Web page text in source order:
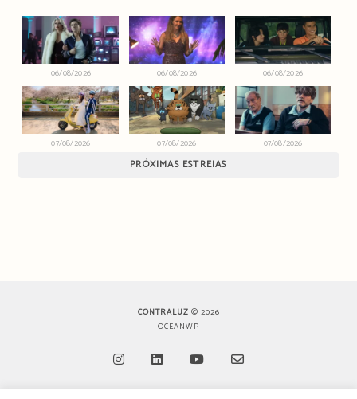
06/08/2026 06/08/2026 06/08/2026
07/08/2026 07/08/2026 07/08/2026
PRÓXIMAS ESTREIAS
CONTRALUZ © 2026
OCEANWP